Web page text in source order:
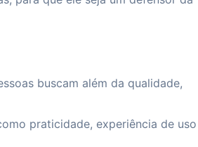
buscam além da qualidade,
praticidade, experiência de uso